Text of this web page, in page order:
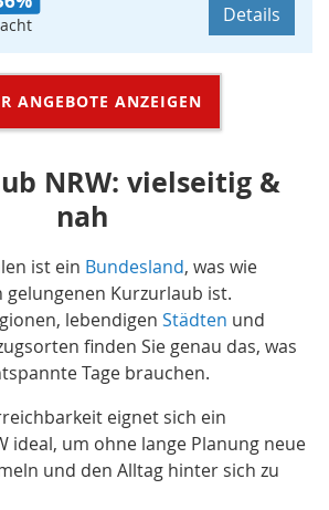
Details
ANGEBOTE ANZEIGEN
NRW: vielseitig &
nah
ist ein Bundesland, was wie
Kurzurlaub ist.
lebendigen Städten und
finden Sie genau das, was
Tage brauchen.
eignet sich ein
ideal, um ohne lange Planung neue
und den Alltag hinter sich zu